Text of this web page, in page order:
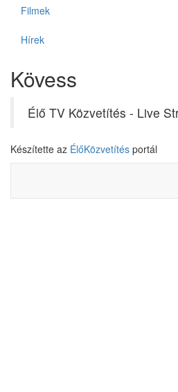
Filmek
Hírek
Kövess
Élő TV Közvetítés - Live
Készítette az ÉlőKözvetítés portál